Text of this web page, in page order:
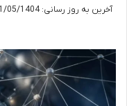
آخرین به روز رسانی: 01/05/1404